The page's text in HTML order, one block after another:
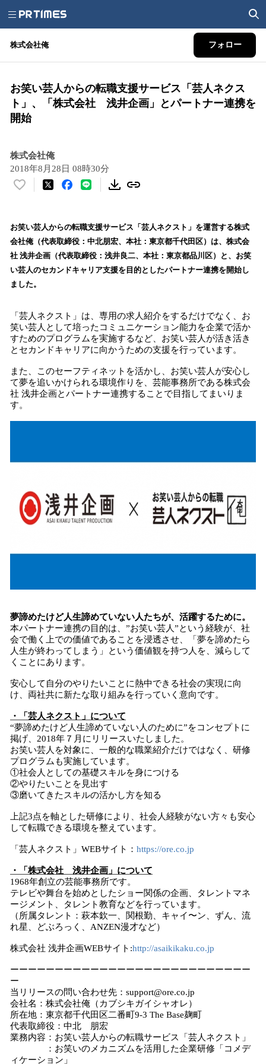
株式会社俺 フォロー
お笑い芸人からの転職支援サービス「芸人ネクス
ト」、「株式会社 浅井企画」とパートナー連携を
開始
株式会社俺
2018年8月28日 08時30分
い
！
数
を
読
込
中
で
す
お笑い芸人からの転職支援サービス「芸人ネクスト」を運営する株式
会社俺（代表取締役：中北朋宏、本社：東京都千代田区）は、株式会
社 浅井企画（代表取締役：浅井良二、本社：東京都品川区）と、お笑
い芸人のセカンドキャリア支援を目的としたパートナー連携を開始し
ました。
「芸人ネクスト」は、専用の求人紹介をするだけでなく、お
笑い芸人として培ったコミュニケーション能力を企業で活か
すためのプログラムを実施するなど、お笑い芸人が活き活き
とセカンドキャリアに向かうための支援を行っています。
また、このセーフティネットを活かし、お笑い芸人が安心し
て夢を追いかけられる環境作りを、芸能事務所である株式会
社 浅井企画とパートナー連携することで目指してまいりま
す。
夢諦めたけど人生諦めていない人たちが、活躍するために。
本パートナー連携の目的は、”お笑い芸人”という経験が、社
会で働く上での価値であることを浸透させ、「夢を諦めたら
人生が終わってしまう」という価値観を持つ人を、減らして
くことにあります。
安心して自分のやりたいことに熱中できる社会の実現に向
け、両社共に新たな取り組みを行っていく意向です。
・「芸人ネクスト」について
“夢諦めたけど人生諦めていない人のために”をコンセプトに
掲げ、2018年７月にリリースいたしました。
お笑い芸人を対象に、一般的な職業紹介だけではなく、研修
プログラムも実施しています。
①社会人としての基礎スキルを身につける
②やりたいことを見出す
③磨いてきたスキルの活かし方を知る
上記3点を軸とした研修により、社会人経験がない方々も安心
して転職できる環境を整えています。
「芸人ネクスト」WEBサイト： https://ore.co.jp
・「株式会社 浅井企画」について
1968年創立の芸能事務所です。
テレビや舞台を始めとしたショー関係の企画、タレントマネ
ージメント、タレント教育などを行っています。
（所属タレント：萩本欽一、関根勤、キャイ〜ン、ずん、流
れ星、どぶろっく、ANZEN漫才など）
株式会社 浅井企画WEBサイト:http://asaikikaku.co.jp
ーーーーーーーーーーーーーーーーーーーーーーーーーーー
ー
当リリースの問い合わせ先：support@ore.co.jp
会社名：株式会社俺（カブシキガイシャオレ）
所在地：東京都千代田区二番町9-3 The Base麹町
代表取締役：中北 朋宏
業務内容：お笑い芸人からの転職サービス「芸人ネクスト」
：お笑いのメカニズムを活用した企業研修「コメデ
ィケーション」